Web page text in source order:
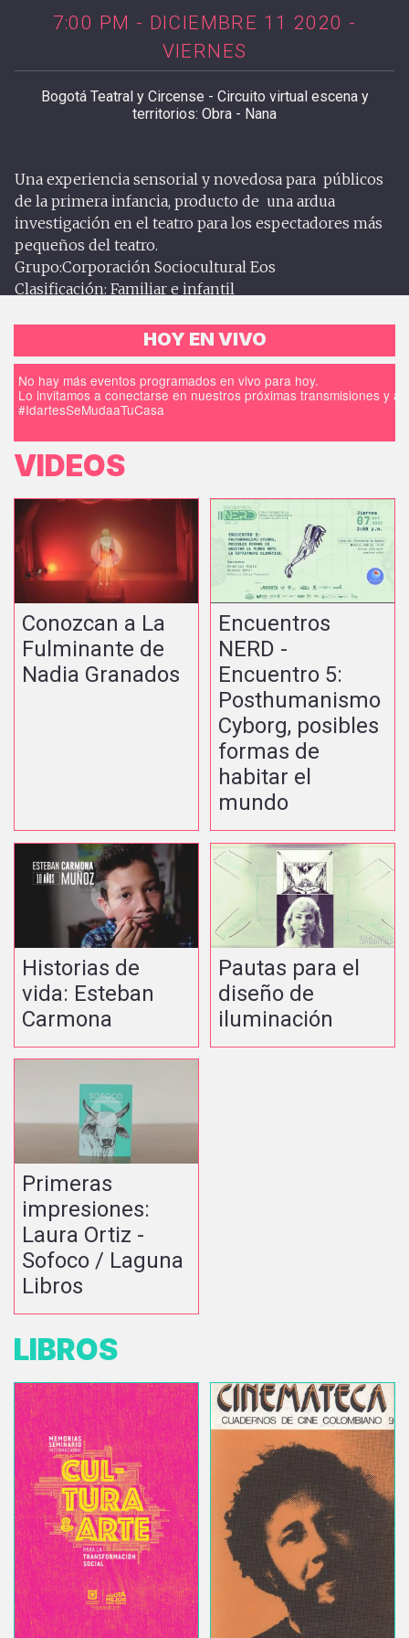
7:00 PM - DICIEMBRE 11 2020 -
VIERNES
Bogotá Teatral y Circense - Circuito virtual escena y
territorios: Obra - Nana
Una experiencia sensorial y novedosa para públicos
de la primera infancia, producto de una ardua
investigación en el teatro para los espectadores más
pequeños del teatro.
Grupo:Corporación Sociocultural Eos
Clasificación: Familiar e infantil
HOY EN VIVO
No hay más eventos programados en vivo para hoy.
Lo invitamos a conectarse en nuestros próximas transmisiones y
#IdartesSeMudaaTuCasa
VIDEOS
Conozcan a La
Fulminante de
Nadia Granados
Encuentros
NERD -
Encuentro 5:
Posthumanismo
Cyborg, posibles
formas de
habitar el
mundo
Historias de
vida: Esteban
Carmona
Pautas para el
diseño de
iluminación
Primeras
impresiones:
Laura Ortiz -
Sofoco / Laguna
Libros
LIBROS